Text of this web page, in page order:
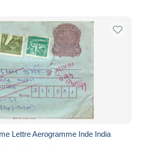
Lettre Aerogramme Inde India